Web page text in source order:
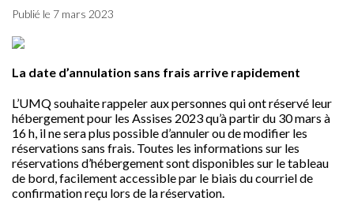
Publié le 7 mars 2023
La date d’annulation sans frais arrive rapidement
L’UMQ souhaite rappeler aux personnes qui ont réservé leur
hébergement pour les Assises 2023 qu’à partir du 30 mars à
16 h, il ne sera plus possible d’annuler ou de modifier les
réservations sans frais. Toutes les informations sur les
réservations d’hébergement sont disponibles sur le tableau
de bord, facilement accessible par le biais du courriel de
confirmation reçu lors de la réservation.